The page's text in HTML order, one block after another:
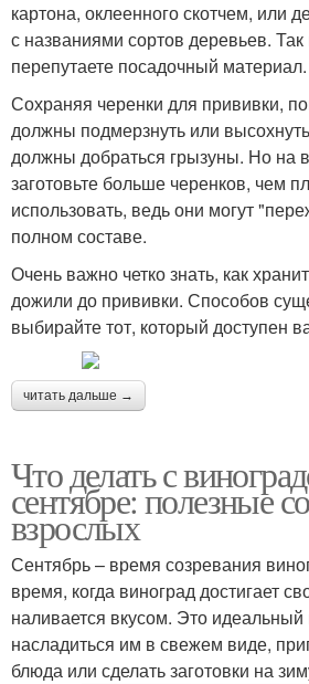
картона, оклеенного скотчем, или
с названиями сортов деревьев.
перепутаете посадочный материал.
Сохраняя черенки для прививки,
должны подмерзнуть или
должны добраться грызуны. Но на
заготовьте больше черенков, чем
использовать, ведь они могут
полном составе.
Очень важно четко знать, как
дожили до прививки. Способов
выбирайте тот, который доступен
читать дальше →
Что делать с
сентябре: полезные
взрослых
Сентябрь – время созревания
время, когда виноград достигает
наливается вкусом. Это
насладиться им в свежем виде,
блюда или сделать заготовки на